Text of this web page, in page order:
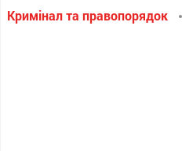
Кримінал та правопорядок